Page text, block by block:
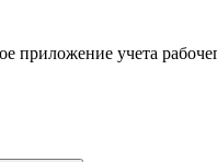
приложение учета